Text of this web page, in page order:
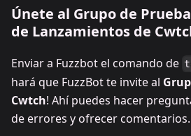
Únete al Grupo de
de Lanzamientos de
Enviar a Fuzzbot el comando de
hará que FuzzBot te invite al
Cwtch! Ahí puedes hacer
de errores y ofrecer comentarios.